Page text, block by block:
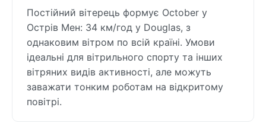
Постійний вітерець формує October у
Острів Мен: 34 км/год у Douglas, з
однаковим вітром по всій країні. Умови
ідеальні для вітрильного спорту та інших
вітряних видів активності, але можуть
заважати тонким роботам на відкритому
повітрі.